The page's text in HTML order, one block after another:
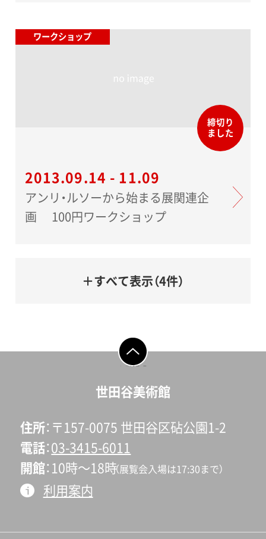
ワークショップ
締切り
ました
2013.09.14 - 11.09
アンリ・ルソーから始まる展関連企
画 100円ワークショップ
＋すべて表示（4件）
世田谷美術館
住所 〒157-0075 世田谷区砧公園1-2
電話 03-3415-6011
開館 10時〜18時（展覧会入場は17:30まで）
利用案内